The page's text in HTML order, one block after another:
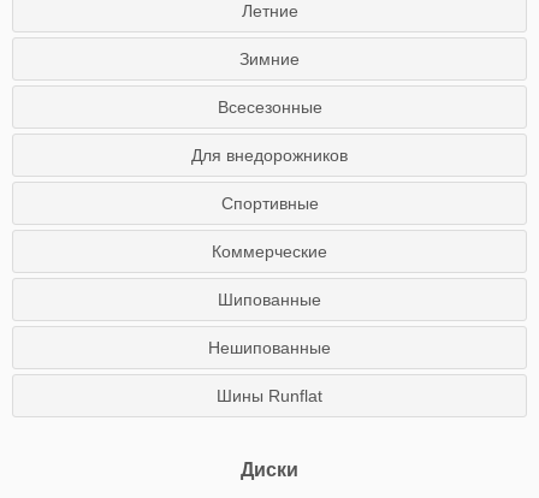
Летние
Зимние
Всесезонные
Для внедорожников
Спортивные
Коммерческие
Шипованные
Нешипованные
Шины Runflat
Диски